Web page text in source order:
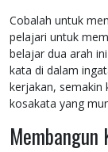
Cobalah untuk
pelajari untuk
belajar dua arah
kata di dalam
kerjakan, semakin
kosakata yang